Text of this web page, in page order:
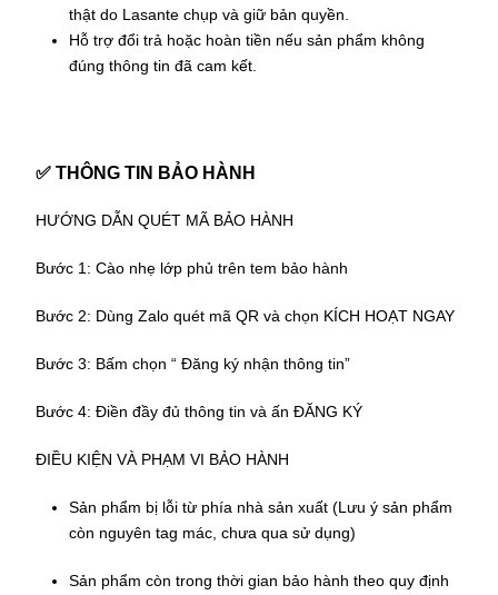
thật do Lasante chụp và giữ bản quyền.
Hỗ trợ đổi trả hoặc hoàn tiền nếu sản phẩm không
đúng thông tin đã cam kết.
✅THÔNG TIN BẢO HÀNH
HƯỚNG DẪN QUÉT MÃ BẢO HÀNH
Bước 1: Cào nhẹ lớp phủ trên tem bảo hành
Bước 2: Dùng Zalo quét mã QR và chọn KÍCH HOẠT NGAY
Bước 3: Bấm chọn “ Đăng ký nhận thông tin”
Bước 4: Điền đầy đủ thông tin và ấn ĐĂNG KÝ
ĐIỀU KIỆN VÀ PHẠM VI BẢO HÀNH
Sản phẩm bị lỗi từ phía nhà sản xuất(Lưu ý sản phẩm
còn nguyên tag mác, chưa qua sử dụng)
Sản phẩm còn trong thời gian bảo hành theo quy định